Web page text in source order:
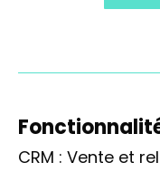
CRM : Vente et